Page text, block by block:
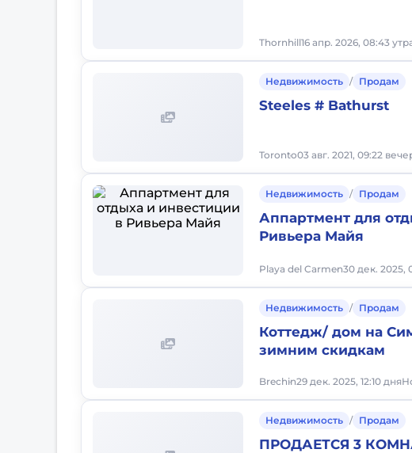
Thornhill16 апр. 2026, 08:43
Недвижимость / Продам
Steeles # Bathurst
Toronto03 авг. 2021, 09:22
Недвижимость / Продам
Аппартмент для
Ривьера Майя
Playa del Carmen30 дек. 2025,
Недвижимость / Продам
Коттедж/ дом на
зимним скидкам
Brechin29 дек. 2025, 12:10 дня
Недвижимость / Продам
ПРОДАЕТСЯ 3